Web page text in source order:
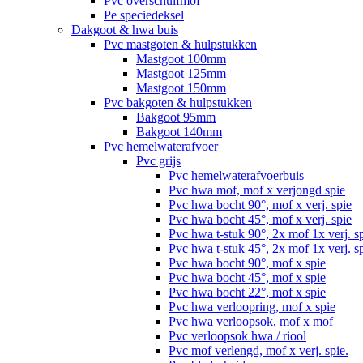
Pe speciedeksel
Dakgoot & hwa buis
Pvc mastgoten & hulpstukken
Mastgoot 100mm
Mastgoot 125mm
Mastgoot 150mm
Pvc bakgoten & hulpstukken
Bakgoot 95mm
Bakgoot 140mm
Pvc hemelwaterafvoer
Pvc grijs
Pvc hemelwaterafvoerbuis
Pvc hwa mof, mof x verjongd spie
Pvc hwa bocht 90°, mof x verj. spie
Pvc hwa bocht 45°, mof x verj. spie
Pvc hwa t-stuk 90°, 2x mof 1x verj.
Pvc hwa t-stuk 45°, 2x mof 1x verj.
Pvc hwa bocht 90°, mof x spie
Pvc hwa bocht 45°, mof x spie
Pvc hwa bocht 22°, mof x spie
Pvc hwa verloopring, mof x spie
Pvc hwa verloopsok, mof x mof
Pvc verloopsok hwa / riool
Pvc mof verlengd, mof x verj. spie.